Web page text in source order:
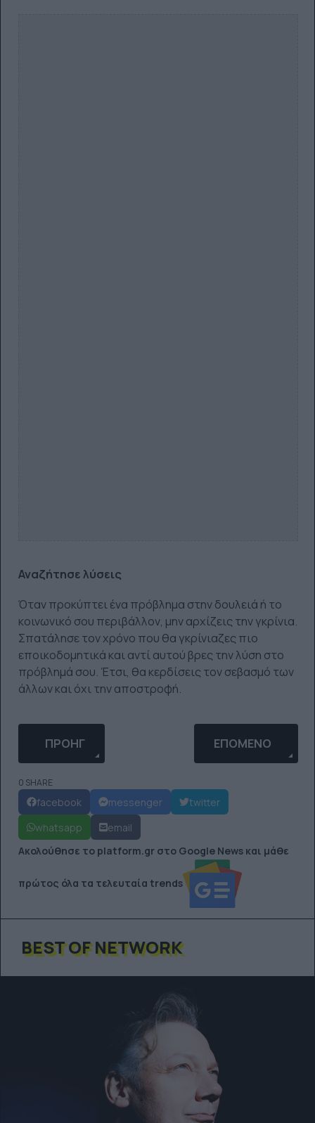
Αναζήτησε λύσεις
Όταν προκύπτει ένα πρόβλημα στην δουλειά ή το
κοινωνικό σου περιβάλλον, μην αρχίζεις την γκρίνια.
Σπατάλησε τον χρόνο που θα γκρίνιαζες πιο
εποικοδομητικά και αντί αυτού βρες την λύση στο
πρόβλημά σου. Έτσι, θα κερδίσεις τον σεβασμό των
άλλων και όχι την αποστροφή.
ΠΡΟΗΓΟΎΜΕΝΟ ΆΡΘΡΟ: Η ΕΡΏΤΗΣΗ ΠΟΥ
ΠΡΟΗΓ ΕΠΌΜΕΝΟ ΆΡΘΡΟ:
ΕΠΌΜΕΝΟ
0 SHARE
facebook messenger
twitter
whatsapp
email
Ακολούθησε το platform.gr στο Google News και μάθε
πρώτος όλα τα τελευταία trends
BEST OF NETWORK